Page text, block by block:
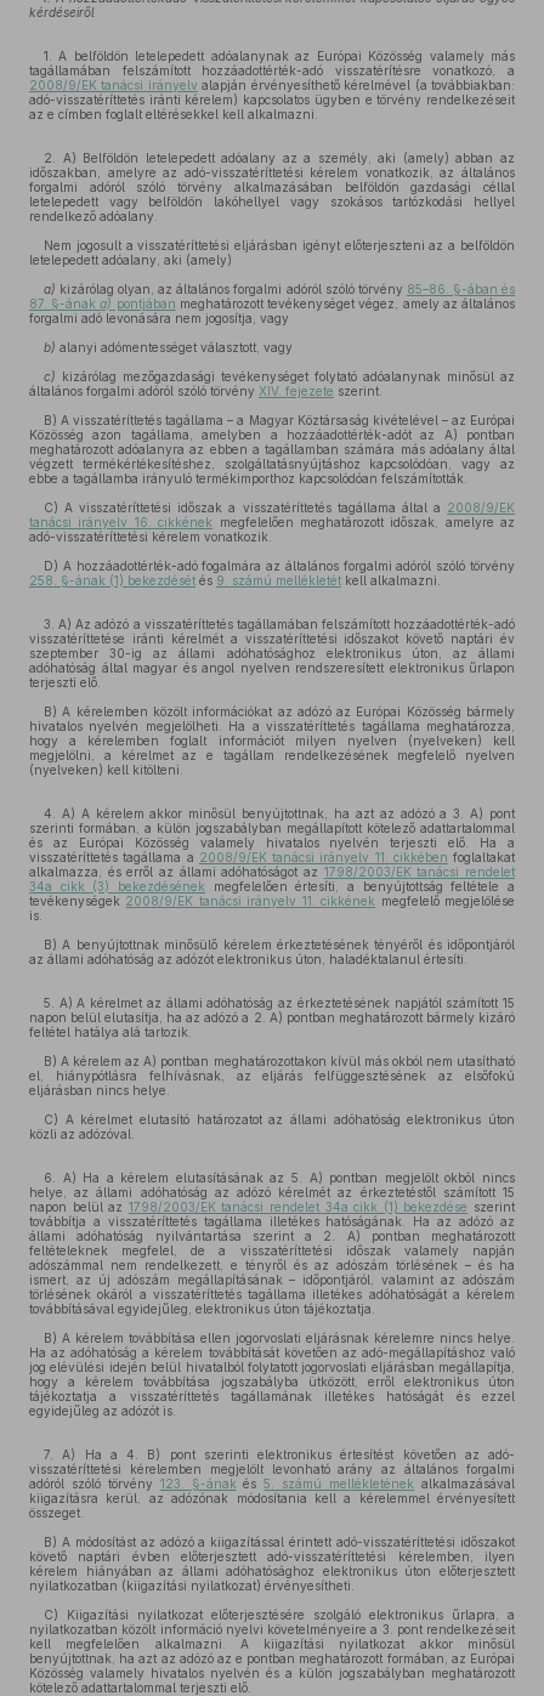
kérdéseiről
1. A belföldön letelepedett adóalanynak az Európai Közösség valamely más
tagállamában felszámított hozzáadottérték-adó visszatérítésre vonatkozó, a
2008/9/EK tanácsi irányelv alapján érvényesíthető kérelmével (a továbbiakban:
adó-visszatéríttetés iránti kérelem) kapcsolatos ügyben e törvény rendelkezéseit
az e címben foglalt eltérésekkel kell alkalmazni.
2. A) Belföldön letelepedett adóalany az a személy, aki (amely) abban az
időszakban, amelyre az adó-visszatéríttetési kérelem vonatkozik, az általános
forgalmi adóról szóló törvény alkalmazásában belföldön gazdasági céllal
letelepedett vagy belföldön lakóhellyel vagy szokásos tartózkodási hellyel
rendelkező adóalany.
Nem jogosult a visszatéríttetési eljárásban igényt előterjeszteni az a belföldön
letelepedett adóalany, aki (amely)
a) kizárólag olyan, az általános forgalmi adóról szóló törvény 85–86. §-ában és
87. §-ánaka) pontjában meghatározott tevékenységet végez, amely az általános
forgalmi adó levonására nem jogosítja, vagy
b) alanyi adómentességet választott, vagy
c) kizárólag mezőgazdasági tevékenységet folytató adóalanynak minősül az
általános forgalmi adóról szóló törvény XIV. fejezete szerint.
B) A visszatéríttetés tagállama – a Magyar Köztársaság kivételével – az Európai
Közösség azon tagállama, amelyben a hozzáadottérték-adót az A) pontban
meghatározott adóalanyra az ebben a tagállamban számára más adóalany által
végzett termékértékesítéshez, szolgáltatásnyújtáshoz kapcsolódóan, vagy az
ebbe a tagállamba irányuló termékimporthoz kapcsolódóan felszámították.
C) A visszatéríttetési időszak a visszatéríttetés tagállama által a 2008/9/EK
tanácsi irányelv 16. cikkének megfelelően meghatározott időszak, amelyre az
adó-visszatéríttetési kérelem vonatkozik.
D) A hozzáadottérték-adó fogalmára az általános forgalmi adóról szóló törvény
258. §-ának (1) bekezdését és 9. számú mellékletét kell alkalmazni.
3. A) Az adózó a visszatéríttetés tagállamában felszámított hozzáadottérték-adó
visszatéríttetése iránti kérelmét a visszatéríttetési időszakot követő naptári év
szeptember 30-ig az állami adóhatósághoz elektronikus úton, az állami
adóhatóság által magyar és angol nyelven rendszeresített elektronikus űrlapon
terjeszti elő.
B) A kérelemben közölt információkat az adózó az Európai Közösség bármely
hivatalos nyelvén megjelölheti. Ha a visszatéríttetés tagállama meghatározza,
hogy a kérelemben foglalt információt milyen nyelven (nyelveken) kell
megjelölni, a kérelmet az e tagállam rendelkezésének megfelelő nyelven
(nyelveken) kell kitölteni.
4. A) A kérelem akkor minősül benyújtottnak, ha azt az adózó a 3. A) pont
szerinti formában, a külön jogszabályban megállapított kötelező adattartalommal
és az Európai Közösség valamely hivatalos nyelvén terjeszti elő. Ha a
visszatéríttetés tagállama a 2008/9/EK tanácsi irányelv 11. cikkében foglaltakat
alkalmazza, és erről az állami adóhatóságot az 1798/2003/EK tanácsi rendelet
34a cikk (3) bekezdésének megfelelően értesíti, a benyújtottság feltétele a
tevékenységek 2008/9/EK tanácsi irányelv 11. cikkének megfelelő megjelölése
is.
B) A benyújtottnak minősülő kérelem érkeztetésének tényéről és időpontjáról
az állami adóhatóság az adózót elektronikus úton, haladéktalanul értesíti.
5. A) A kérelmet az állami adóhatóság az érkeztetésének napjától számított 15
napon belül elutasítja, ha az adózó a 2. A) pontban meghatározott bármely kizáró
feltétel hatálya alá tartozik.
B) A kérelem az A) pontban meghatározottakon kívül más okból nem utasítható
el, hiánypótlásra felhívásnak, az eljárás felfüggesztésének az elsőfokú
eljárásban nincs helye.
C) A kérelmet elutasító határozatot az állami adóhatóság elektronikus úton
közli az adózóval.
6. A) Ha a kérelem elutasításának az 5. A) pontban megjelölt okból nincs
helye, az állami adóhatóság az adózó kérelmét az érkeztetéstől számított 15
napon belül az 1798/2003/EK tanácsi rendelet 34a cikk (1) bekezdése szerint
továbbítja a visszatéríttetés tagállama illetékes hatóságának. Ha az adózó az
állami adóhatóság nyilvántartása szerint a 2. A) pontban meghatározott
feltételeknek megfelel, de a visszatéríttetési időszak valamely napján
adószámmal nem rendelkezett, e tényről és az adószám törlésének – és ha
ismert, az új adószám megállapításának – időpontjáról, valamint az adószám
törlésének okáról a visszatéríttetés tagállama illetékes adóhatóságát a kérelem
továbbításával egyidejűleg, elektronikus úton tájékoztatja.
B) A kérelem továbbítása ellen jogorvoslati eljárásnak kérelemre nincs helye.
Ha az adóhatóság a kérelem továbbítását követően az adó-megállapításhoz való
jog elévülési idején belül hivatalból folytatott jogorvoslati eljárásban megállapítja,
hogy a kérelem továbbítása jogszabályba ütközött, erről elektronikus úton
tájékoztatja a visszatéríttetés tagállamának illetékes hatóságát és ezzel
egyidejűleg az adózót is.
7. A) Ha a 4. B) pont szerinti elektronikus értesítést követően az adó-
visszatéríttetési kérelemben megjelölt levonható arány az általános forgalmi
adóról szóló törvény 123. §-ának és5. számú mellékletének alkalmazásával
kiigazításra kerül, az adózónak módosítania kell a kérelemmel érvényesített
összeget.
B) A módosítást az adózó a kiigazítással érintett adó-visszatéríttetési időszakot
követő naptári évben előterjesztett adó-visszatéríttetési kérelemben, ilyen
kérelem hiányában az állami adóhatósághoz elektronikus úton előterjesztett
nyilatkozatban (kiigazítási nyilatkozat) érvényesítheti.
C) Kiigazítási nyilatkozat előterjesztésére szolgáló elektronikus űrlapra, a
nyilatkozatban közölt információ nyelvi követelményeire a 3. pont rendelkezéseit
kell megfelelően alkalmazni. A kiigazítási nyilatkozat akkor minősül
benyújtottnak, ha azt az adózó az e pontban meghatározott formában, az Európai
Közösség valamely hivatalos nyelvén és a külön jogszabályban meghatározott
kötelező adattartalommal terjeszti elő.